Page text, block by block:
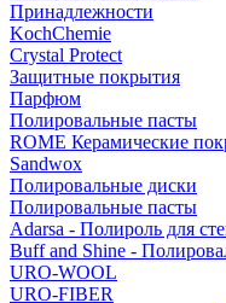
Принадлежности
KochChemie
Crystal Protect
Защитные покрытия
Парфюм
Полировальные пасты
ROME Керамические
Sandwox
Полировальные диски
Полировальные пасты
Adarsa - Полироль для
Buff and Shine -
URO-WOOL
URO-FIBER